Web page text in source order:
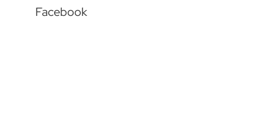
Facebook